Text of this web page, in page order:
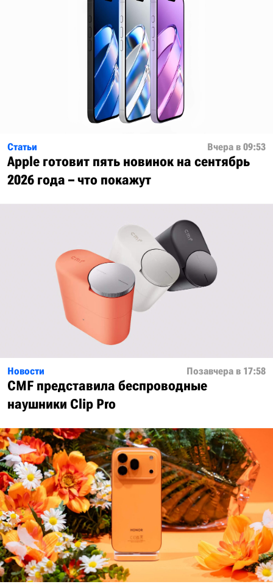
Статьи Вчера в 09:53
Apple готовит пять новинок на сентябрь
2026 года – что покажут
Новости Позавчера в 17:58
CMF представила беспроводные
наушники Clip Pro